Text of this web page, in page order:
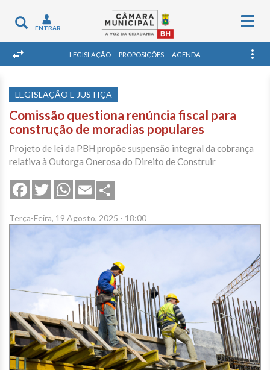
Toggle
navigation
ENTRAR
LEGISLAÇÃO PROPOSIÇÕES AGENDA
LEGISLAÇÃO E JUSTIÇA
Comissão questiona renúncia fiscal para
construção de moradias populares
Projeto de lei da PBH propõe suspensão integral da cobrança
relativa à Outorga Onerosa do Direito de Construir
FacebookTwitterWhatsApp
Email
Terça-Feira, 19 Agosto, 2025 - 18:00